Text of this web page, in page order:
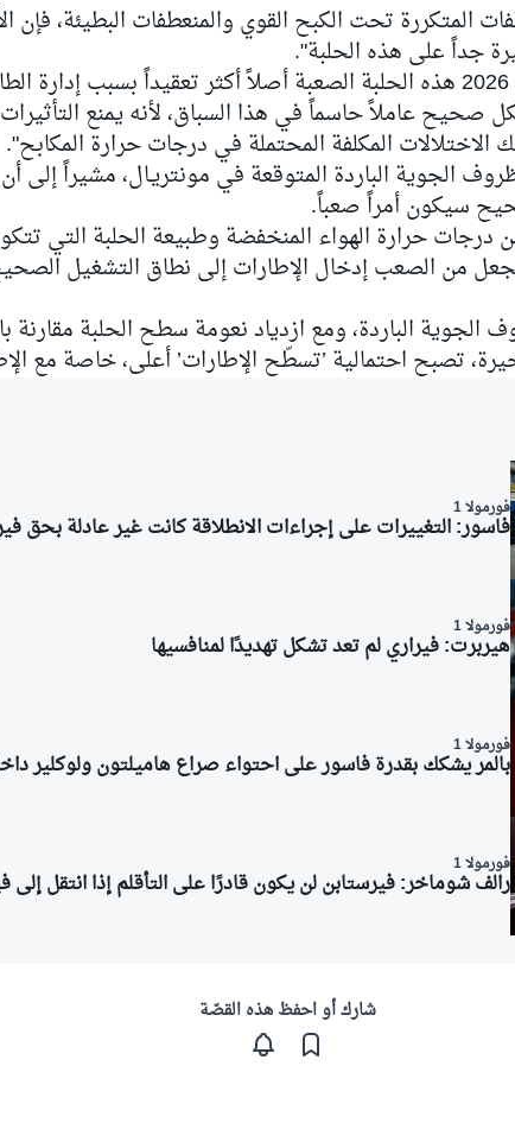
المتكررة تحت الكبح القوي والمنعطفات البطيئة، فإن
جداً على هذه الحلبة".
وأضاف: "جعلت قوانين 2026 هذه الحلبة الصعبة أصلاً أكثر تعقيداً بسبب
صحيح عاملاً حاسماً في هذا السباق، لأنه يمنع
المكلفة المحتملة في درجات حرارة المكابح".
الجوية الباردة المتوقعة في مونتريـال، مشيراً إلى
سيكون أمراً صعباً.
درجات حرارة الهواء المنخفضة وطبيعة الحلبة التي
من الصعب إدخال الإطارات إلى نطاق التشغيل
الباردة، ومع ازدياد نعومة سطح الحلبة مقارنة
تصبح احتمالية ’تسطّح الإطارات’ أعلى، خاصة مع
فورمولا 1
فاسور: التغييرات على إجراءات الانطلاقة كانت غير عادلة بحق
فورمولا 1
هيربرت: فيراري لم تعد تشكل تهديدًا لمنافسيها
فورمولا 1
بالمر يشكك بقدرة فاسور على احتواء صراع هاميلتون ولوكلير
فورمولا 1
رالف شوماخر: فيرستابن لن يكون قادرًا على التأقلم إذا انتقل إلى
شارك أو احفظ هذه القصّة